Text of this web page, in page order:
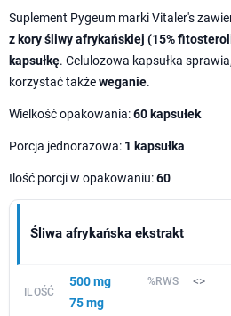
Suplement Pygeum marki Vitaler's
z kory śliwy afrykańskiej (15%
kapsułkę. Celulozowa kapsułka
korzystać takżeweganie.
Wielkość opakowania:60 kapsułek
Porcja jednorazowa: 1 kapsułka
Ilość porcji w opakowaniu:60
Śliwa afrykańska ekstrakt
500 mg
75 mg
<>